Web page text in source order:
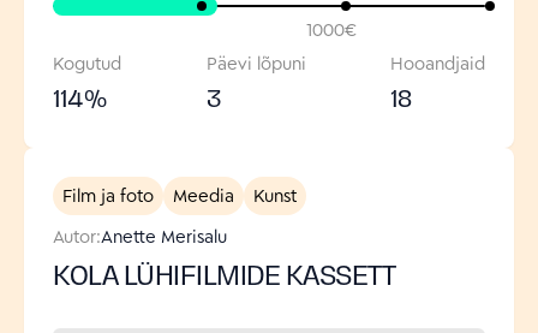
1000€
Kogutud
114%
Päevi lõpuni
3
Hooandjaid
18
Film ja foto Meedia
Kunst
Autor:Anette Merisalu
KOLA LÜHIFILMIDE KASSETT